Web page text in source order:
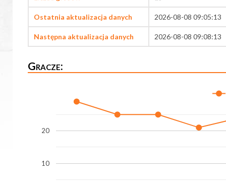
Ostatnia aktualizacja danych 2026-08-08 09:05:13
Następna aktualizacja danych 2026-08-08 09:08:13
Gracze:
10
20